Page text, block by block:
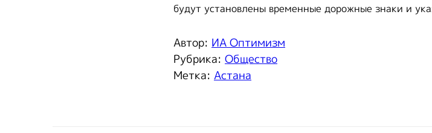
будут установлены временные дорожные знаки и
Автор: ИА Оптимизм
Рубрика: Общество
Метка: Астана